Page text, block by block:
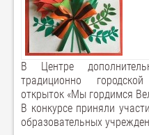
В Центре
традиционно
открыток «Мы гордимся
В конкурсе приняли
образовательных